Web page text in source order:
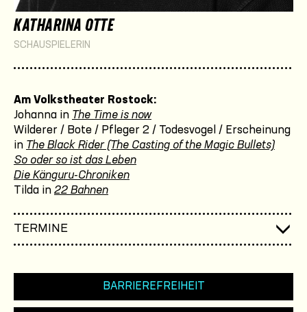
KATHARINA OTTE
SCHAUSPIELERIN
Am Volkstheater Rostock:
Johanna in The Time is now
Wilderer / Bote / Pfleger 2 / Todesvogel / Erscheinung
in The Black Rider (The Casting of the Magic Bullets)
So oder so ist das Leben
Die Känguru-Chroniken
Tilda in 22 Bahnen
TERMINE
BARRIEREFREIHEIT